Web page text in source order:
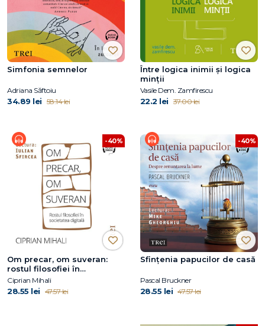
Simfonia semnelor
Adriana Săftoiu
34.89 lei 58.14 lei
Între logica inimii şi logica
minţii
Vasile Dem. Zamfirescu
22.2 lei 37.00 lei
-40%
Om precar, om suveran:
rostul filosofiei în
societatea digitală
Ciprian Mihali
28.55 lei 47.57 lei
-40%
Sfințenia papucilor de casă
Pascal Bruckner
28.55 lei 47.57 lei